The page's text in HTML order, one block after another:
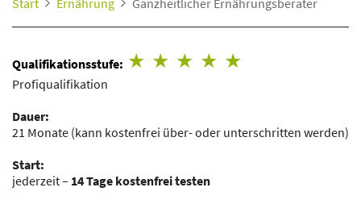
Start
Ernährung Ganzheitlicher Ernährungsberater
Qualifikationsstufe:
Profiqualifikation
Dauer:
21 Monate (kann kostenfrei über- oder unterschritten werden)
Start:
jederzeit – 14 Tage kostenfrei testen